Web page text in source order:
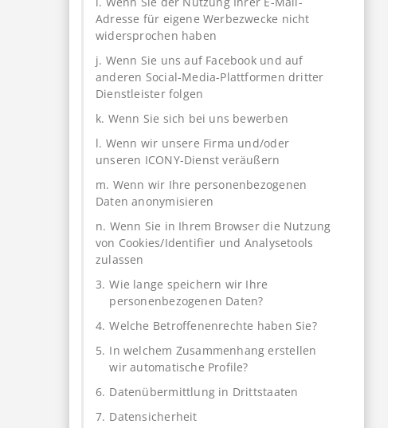
Adresse für eigene Werbezwecke nicht
widersprochen haben
j. Wenn Sie uns auf Facebook und auf
anderen Social-Media-Plattformen dritter
Dienstleister folgen
k. Wenn Sie sich bei uns bewerben
l. Wenn wir unsere Firma und/oder
unseren ICONY-Dienst veräußern
m. Wenn wir Ihre personenbezogenen
Daten anonymisieren
n. Wenn Sie in Ihrem Browser die Nutzung
von Cookies/Identifier und Analysetools
zulassen
3. Wie lange speichern wir Ihre
personenbezogenen Daten?
4. Welche Betroffenenrechte haben Sie?
5. In welchem Zusammenhang erstellen
wir automatische Profile?
6. Datenübermittlung in Drittstaaten
7. Datensicherheit